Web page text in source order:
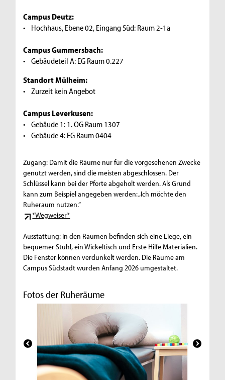
Campus Deutz:
• Hochhaus, Ebene 02, Eingang Süd: Raum 2-1a
Campus Gummersbach:
• Gebäudeteil A: EG Raum 0.227
Standort Mülheim:
• Zurzeit kein Angebot
Campus Leverkusen:
• Gebäude 1: 1. OG Raum 1307
• Gebäude 4: EG Raum 0404
Zugang: Damit die Räume nur für die vorgesehenen Zwecke
genutzt werden, sind die meisten abgeschlossen. Der
Schlüssel kann bei der Pforte abgeholt werden. Als Grund
kann zum Beispiel angegeben werden: „Ich möchte den
Ruheraum nutzen.“
*Wegweiser*
Ausstattung: In den Räumen befinden sich eine Liege, ein
bequemer Stuhl, ein Wickeltisch und Erste Hilfe Materialien.
Die Fenster können verdunkelt werden. Die Räume am
Campus Südstadt wurden Anfang 2026 umgestaltet.
Fotos der Ruheräume